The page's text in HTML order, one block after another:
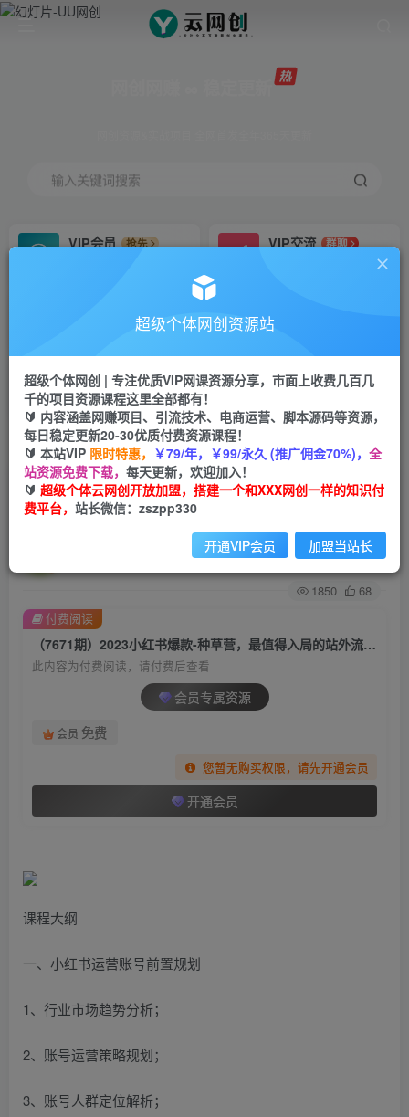
输入关键词搜索
VIP会员
抢先
VIP交流
群聊
研究探讨更多创业项目路子。
会员专属推广链接
招募站长
挂机
项目
脚本卡密
APP下载
GO
首页 创业课程 会员专属 正文
（7671期）2023小红书爆款-种草营，最值得入局
的站外流量渠道（22节课）
关注 私信
1850 68
（7671期）2023小红书爆款-种草营，最值得入局的站外流量渠道（22节课）
此内容为付费阅读，请付费后查看
会员专属资源
会员 免费
您暂无购买权限，请先开通会员
开通会员
付费阅读
课程大纲
一、小红书运营账号前置规划
1、行业市场趋势分析；
2、账号运营策略规划；
3、账号人群定位解析；
超级个体网创资源站
超级个体网创 | 专注优质VIP网课资源分享，市面上收费几百几
千的项目资源课程这里全部都有！
🔰 内容涵盖网赚项目、引流技术、电商运营、脚本源码等资源，
每日稳定更新20-30优质付费资源课程！
🔰 本站VIP 限时特惠， ￥79/年，￥99/永久 (推广佣金70%)， 全
站资源免费下载， 每天更新，欢迎加入！
🔰 超级个体云网创开放加盟，搭建一个和XXX网创一样的知识付
费平台， 站长微信：zszpp330
开通VIP会员 加盟当站长